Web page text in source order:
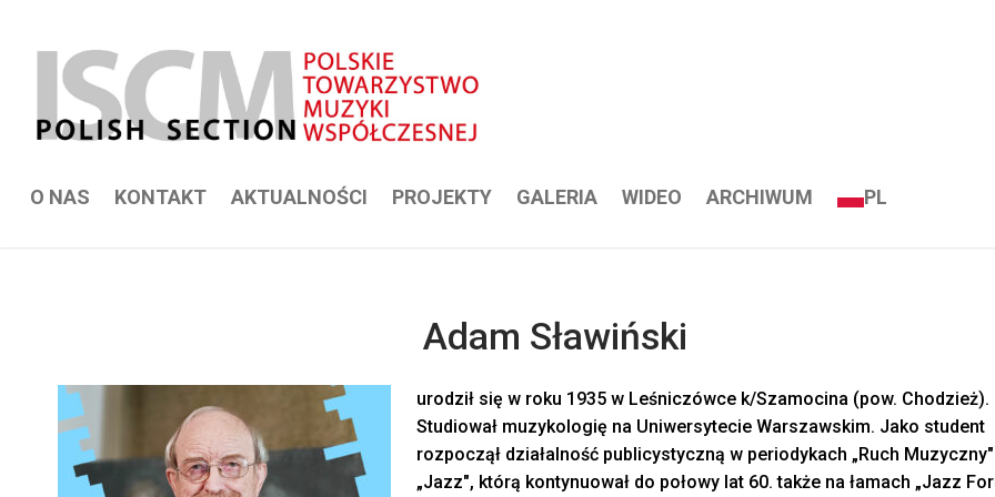
O NAS KONTAKT AKTUALNOŚCI PROJEKTY GALERIA WIDEO ARCHIWUM PL
Adam Sławiński
urodził się w roku 1935 w Leśniczówce k/Szamocina (pow. Chodzież).
Studiował muzykologię na Uniwersytecie Warszawskim. Jako student
rozpoczął działalność publicystyczną w periodykach „Ruch
„Jazz", którą kontynuował do połowy lat 60. także na łamach „Jazz